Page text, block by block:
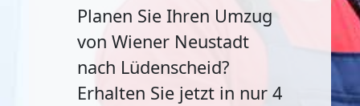
Planen Sie Ihren Umzug
von Wiener Neustadt
nach Lüdenscheid?
Erhalten Sie jetzt in nur 4